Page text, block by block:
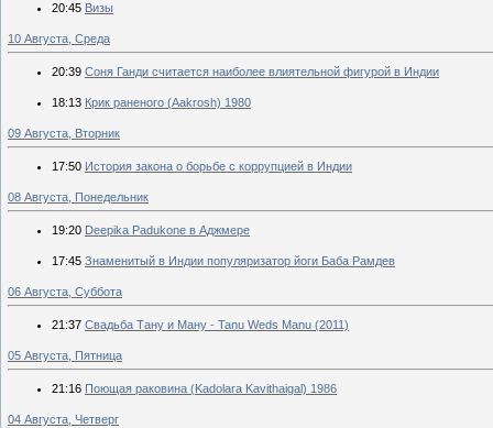
20:45 Визы
10 Августа, Среда
20:39 Соня Ганди считается наиболее влиятельной фигурой в Индии
18:13 Крик раненого (Aakrosh) 1980
09 Августа, Вторник
17:50 История закона о борьбе с коррупцией в Индии
08 Августа, Понедельник
19:20 Deepika Padukone в Аджмере
17:45 Знаменитый в Индии популяризатор йоги Баба Рамдев
06 Августа, Суббота
21:37 Свадьба Тану и Ману - Tanu Weds Manu (2011)
05 Августа, Пятница
21:16 Поющая раковина (Kadolara Kavithaigal) 1986
04 Августа, Четверг